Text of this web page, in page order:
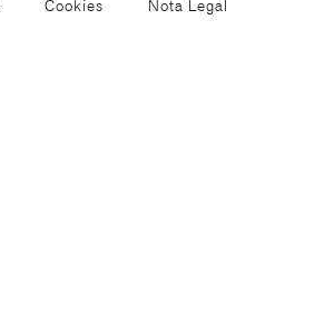
Cookies Nota Legal